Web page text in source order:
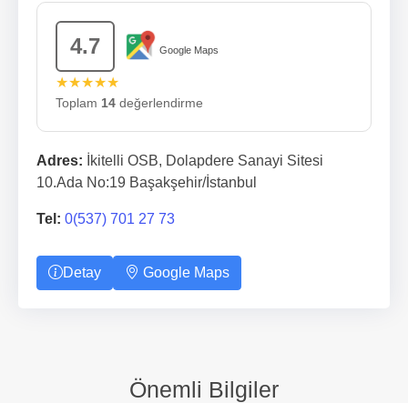
4.7 Google Maps
★★★★★
Toplam 14 değerlendirme
Adres: İkitelli OSB, Dolapdere Sanayi Sitesi
10.Ada No:19 Başakşehir/İstanbul
Tel: 0(537) 701 27 73
Detay Google Maps
Önemli Bilgiler